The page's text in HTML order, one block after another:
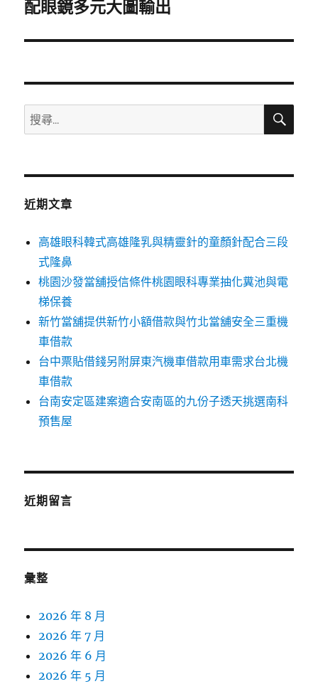
一
文
配眼鏡多元大圖輸出
搜
尋
鍵
搜
近期文章
高雄眼科韓式高雄隆乳與精靈針的童顏針配合三段
式隆鼻
桃園沙發當舖授信條件桃園眼科專業抽化糞池與電
梯保養
新竹當舖提供新竹小額借款與竹北當舖安全三重機
車借款
台中票貼借錢另附屏東汽機車借款用車需求台北機
車借款
台南安定區建案適合安南區的九份子透天挑選南科
預售屋
近期留言
彙整
2026 年 8 月
2026 年 7 月
2026 年 6 月
2026 年 5 月